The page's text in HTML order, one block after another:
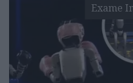
Exame